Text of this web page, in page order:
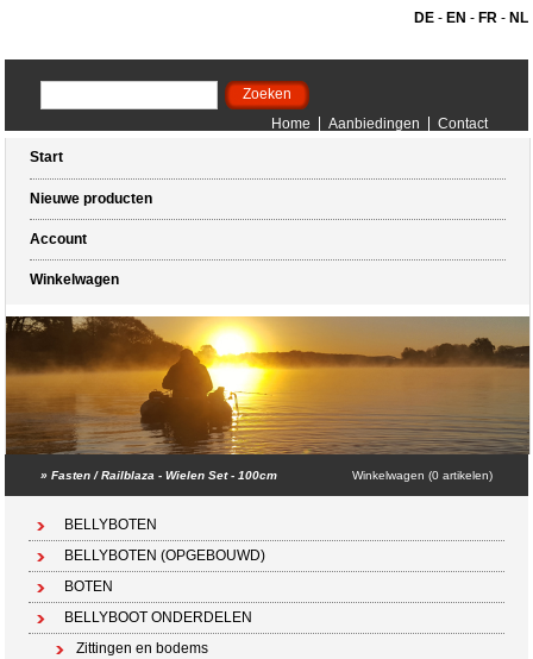
DE- EN - FR- NL
Home Aanbiedingen
Contact
Start
Nieuwe producten
Account
Winkelwagen
»Fasten / Railblaza - Wielen Set - 100cm Winkelwagen (0 artikelen)
BELLYBOTEN
BELLYBOTEN (OPGEBOUWD)
BOTEN
BELLYBOOT ONDERDELEN
Zittingen en bodems